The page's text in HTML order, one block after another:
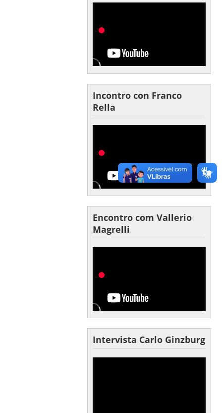
Incontro con Franco
Rella
Encontro com Vallerio
Magrelli
Intervista Carlo Ginzburg